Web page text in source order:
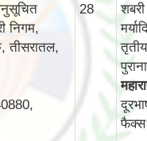
निगम,
तीसरातल,
28